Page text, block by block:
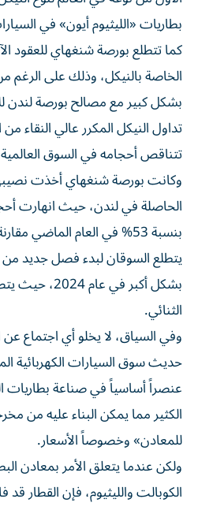
بطاريات «الليثيوم أيون» في
كما تتطلع بورصة شنغهاي للعقود
الخاصة بالنيكل، وذلك على الرغم
بشكل كبير مع مصالح بورصة لندن
تداول النيكل المكرر عالي النقاء
تتناقص أحجامه في السوق
وكانت بورصة شنغهاي أخذت
الحاصلة في لندن، حيث انهارت
يتطلع السوقان لبدء فصل جديد من
بشكل أكبر في
الثنائي.
وفي السياق، لا يخلو أي اجتماع
حديث سوق السيارات الكهربائية
عنصراً أساسياً في صناعة بطاريات
الكثير مما يمكن البناء عليه من
للمعادن» وخصوصاً الأسعار.
ولكن عندما يتعلق الأمر بمعادن
الكوبالت والليثيوم، فإن القطار